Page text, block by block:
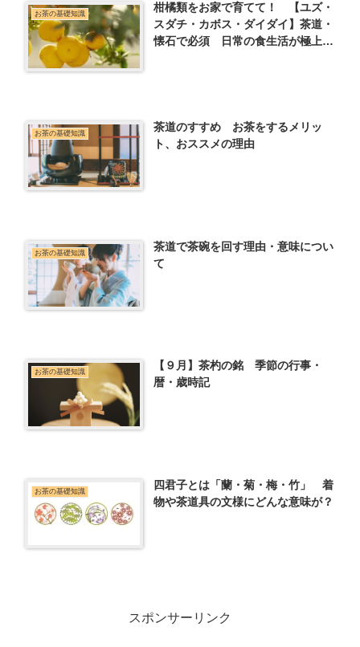
お茶の基礎知識
柑橘類をお家で育てて！ 【ユズ・
スダチ・カボス・ダイダイ】茶道・
懐石で必須 日常の食生活が極上に
お茶の基礎知識
茶道のすすめ お茶をするメリッ
ト、おススメの理由
お茶の基礎知識
茶道で茶碗を回す理由・意味につい
て
お茶の基礎知識
【９月】茶杓の銘 季節の行事・
暦・歳時記
お茶の基礎知識
四君子とは「蘭・菊・梅・竹」 着
物や茶道具の文様にどんな意味が？
スポンサーリンク